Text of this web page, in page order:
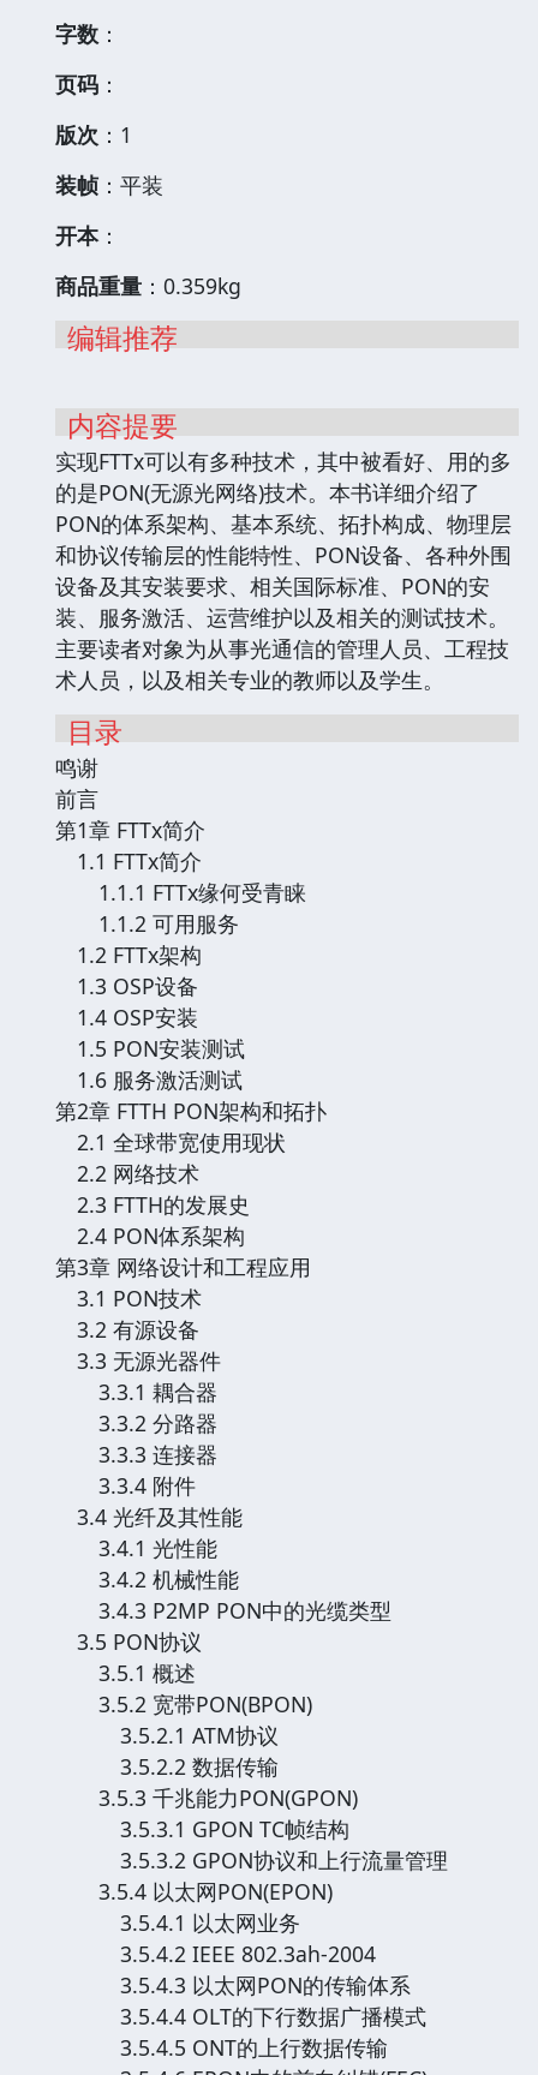
字数 ：
页码 ：
版次 ：1
装帧 ：平装
开本：
商品重量 ：0.359kg
编辑推荐
内容提要
实现FTTx可以有多种技术，其中被看好、用的多
的是PON(无源光网络)技术。本书详细介绍了
PON的体系架构、基本系统、拓扑构成、物理层
和协议传输层的性能特性、PON设备、各种外围
设备及其安装要求、相关国际标准、PON的安
装、服务激活、运营维护以及相关的测试技术。
主要读者对象为从事光通信的管理人员、工程技
术人员，以及相关专业的教师以及学生。
目录
鸣谢
前言
第1章 FTTx简介
1.1 FTTx简介
1.1.1 FTTx缘何受青睐
1.1.2 可用服务
1.2 FTTx架构
1.3 OSP设备
1.4 OSP安装
1.5 PON安装测试
1.6 服务激活测试
第2章 FTTH PON架构和拓扑
2.1 全球带宽使用现状
2.2 网络技术
2.3 FTTH的发展史
2.4 PON体系架构
第3章 网络设计和工程应用
3.1 PON技术
3.2 有源设备
3.3 无源光器件
3.3.1 耦合器
3.3.2 分路器
3.3.3 连接器
3.3.4 附件
3.4 光纤及其性能
3.4.1 光性能
3.4.2 机械性能
3.4.3 P2MP PON中的光缆类型
3.5 PON协议
3.5.1 概述
3.5.2 宽带PON(BPON)
3.5.2.1 ATM协议
3.5.2.2 数据传输
3.5.3 千兆能力PON(GPON)
3.5.3.1 GPON TC帧结构
3.5.3.2 GPON协议和上行流量管理
3.5.4 以太网PON(EPON)
3.5.4.1 以太网业务
3.5.4.2 IEEE 802.3ah-2004
3.5.4.3 以太网PON的传输体系
3.5.4.4 OLT的下行数据广播模式
3.5.4.5 ONT的上行数据传输